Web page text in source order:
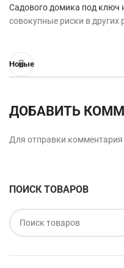
Садового домика под ключ
совокупные риски в других
Новые
ДОБАВИТЬ
Для отправки
ПОИСК ТОВАРОВ